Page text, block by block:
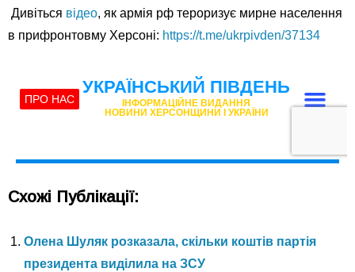
Дивіться відео, як армія рф тероризує мирне населення
в прифронтовму Херсоні: https://t.me/ukrpivden/37134
Схожі Публікації:
Олена Шуляк розказала, скільки коштів партія
президента виділила на ЗСУ